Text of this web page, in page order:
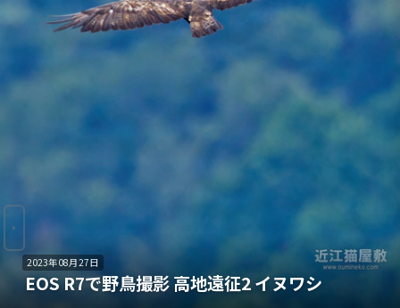
2023年08月27日
EOS R7で野鳥撮影 高地遠征2 イヌワシ